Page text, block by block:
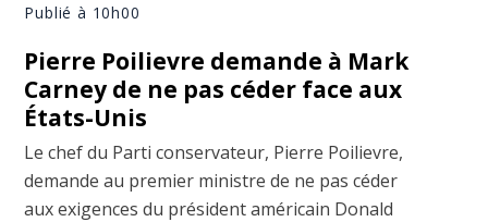
Publié à 10h00
Pierre Poilievre demande à Mark
Carney de ne pas céder face aux
États-Unis
Le chef du Parti conservateur, Pierre Poilievre,
demande au premier ministre de ne pas céder
aux exigences du président américain Donald